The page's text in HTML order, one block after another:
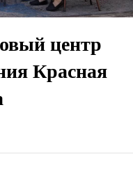
центр
Красная